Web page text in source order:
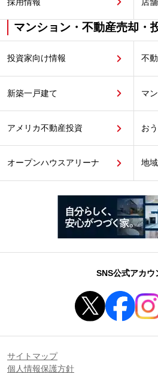
マンション・不動産売却・
投資家向け情報 不
新築一戸建て マ
アメリカ不動産投資 お
オープンハウスアリーナ 地
SNS公式アカウ
サイトマップ
個人情報保護方針